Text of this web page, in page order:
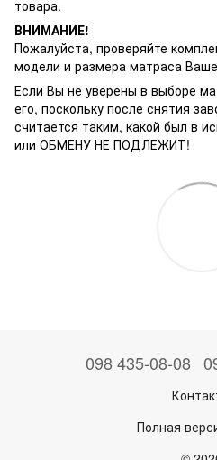
товара.
ВНИМАНИЕ!
Пожалуйста, проверяйте
модели и размера матраса
Если Вы не уверены в выборе
его, поскольку после снятия
считается таким, какой был в
или ОБМЕНУ НЕ ПОДЛЕЖИТ!
098 435-08-08
Полная